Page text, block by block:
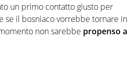
un primo contatto giusto per
se il bosniaco vorrebbe tornare in
non sarebbe propenso a